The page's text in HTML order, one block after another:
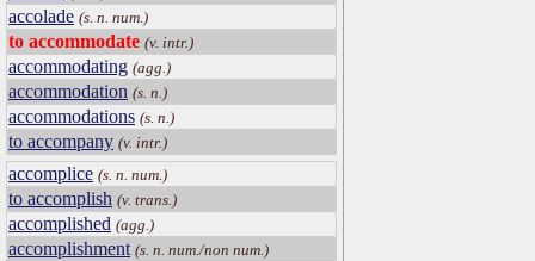
accolade (s. n. num.)
to accommodate (v. intr.)
accommodating (agg.)
accommodation (s. n.)
accommodations (s. n.)
to accompany (v. intr.)
accomplice (s. n. num.)
to accomplish (v. trans.)
accomplished (agg.)
accomplishment (s. n. num./non num.)